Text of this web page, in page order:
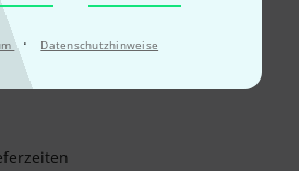
· Datenschutzhinweise